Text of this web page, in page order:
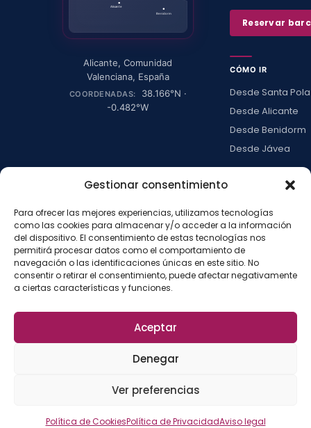
Gestionar consentimiento
Para ofrecer las mejores experiencias, utilizamos tecnologías
como las cookies para almacenar y/o acceder a la información
del dispositivo. El consentimiento de estas tecnologías nos
permitirá procesar datos como el comportamiento de
navegación o las identificaciones únicas en este sitio. No
consentir o retirar el consentimiento, puede afectar negativamente
a ciertas características y funciones.
Aceptar
Denegar
Ver preferencias
Política de CookiesPolítica de PrivacidadAviso legal
Alicante
Benidorm
Alicante,Comunidad
Valenciana, España
COORDENADAS: 38.166°N ·
-0.482°W
Reservar
CÓMO IR
Desde Santa Pola
Desde Alicante
Desde Benidorm
Desde Jávea
LA ISLA
Actividades
Blog
Con niños
Press kit
©2026La Isla de
Aviso legal·Privacidad·Cookies·
Configurar cookies